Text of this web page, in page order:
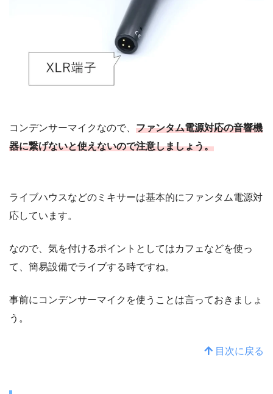
コンデンサーマイクなので、 ファンタム電源対応の音響機
器に繋げないと使えないので注意しましょう。
ライブハウスなどのミキサーは基本的にファンタム電源対
応しています。
なので、気を付けるポイントとしてはカフェなどを使っ
て、簡易設備でライブする時ですね。
事前にコンデンサーマイクを使うことは言っておきましょ
う。
目次に戻る